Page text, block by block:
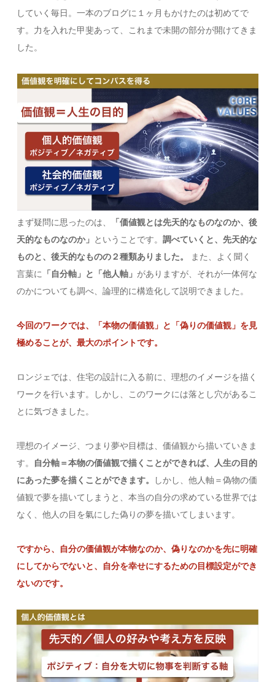
していく毎日。一本のブログに１ヶ月もかけたのは初めてで
す。力を入れた甲斐あって、これまで未開の部分が開けてきま
した。
まず疑問に思ったのは、
「価値観とは先天的なものなのか、後
天的なものなのか」 ということです。調べていくと、先天的な
ものと、後天的なものの２種類ありました。
また、よく聞く
言葉に 「自分軸」と「他人軸」 がありますが、それが一体何な
のかについても調べ、論理的に構造化して説明できました。
今回のワークでは、「本物の価値観」と「偽りの価値観」を見
極めることが、最大のポイントです。
ロンジェでは、住宅の設計に入る前に、理想のイメージを描く
ワークを行います。しかし、このワークには落とし穴があるこ
とに気づきました。
理想のイメージ、つまり夢や目標は、価値観から描いていきま
す。
自分軸＝本物の価値観で描くことができれば、人生の目的
にあった夢を描くことができます。
しかし、他人軸＝偽物の価
値観で夢を描いてしまうと、本当の自分の求めている世界では
なく、他人の目を氣にした偽りの夢を描いてしまいます。
ですから、自分の価値観が本物なのか、偽りなのかを先に明確
にしてからでないと、自分を幸せにするための目標設定ができ
ないのです。